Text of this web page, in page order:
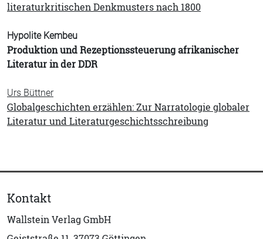
literaturkritischen Denkmusters nach 1800
Hypolite Kembeu
Produktion und Rezeptionssteuerung afrikanischer
Literatur in der DDR
Urs Büttner
Globalgeschichten erzählen: Zur Narratologie globaler
Literatur und Literaturgeschichtsschreibung
Kontakt
Wallstein Verlag GmbH